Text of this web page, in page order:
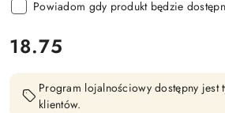
Powiadom gdy produkt będzie
cena:
18.75
Program lojalnościowy dostępny jest
klientów.